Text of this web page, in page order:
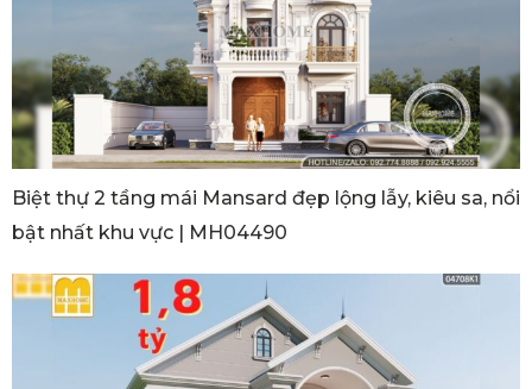
Biệt thự 2 tầng mái Mansard đẹp lộng lẫy, kiêu sa, nổi
bật nhất khu vực | MH04490